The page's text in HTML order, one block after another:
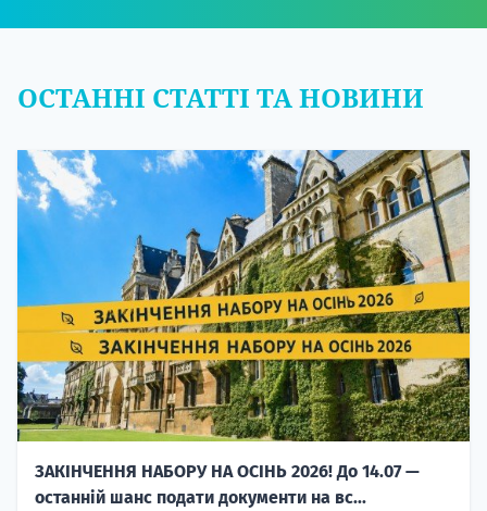
ОСТАННІ СТАТТІ ТА НОВИНИ
ЗАКІНЧЕННЯ НАБОРУ НА ОСІНЬ 2026! До 14.07 —
останній шанс подати документи на вс...